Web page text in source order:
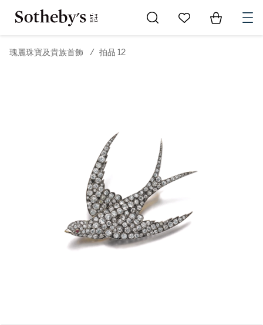
Go to My Favorites
Items in
瑰麗珠寶及貴族首飾 / 拍品 12